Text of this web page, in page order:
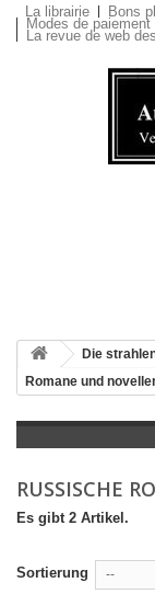
La librairie Bons
Modes de paiement
La revue de web
Die
Romane und
RUSSISCHE
Es gibt 2 Artikel.
Sortierung --